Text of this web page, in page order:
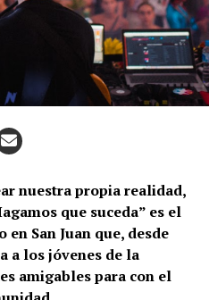
nuestra propia realidad,
que suceda” es el
San Juan que, desde
a los jóvenes de la
amigables para con el